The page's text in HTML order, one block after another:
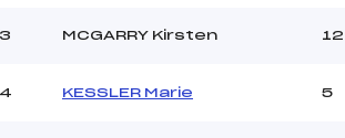
A :
3 MCGARRY Kirsten 12
4 KESSLER Marie 5